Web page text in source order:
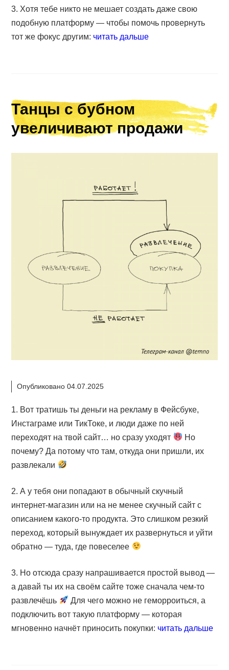
3. Хотя тебе никто не мешает создать даже свою
подобную платформу — чтобы помочь провернуть
тот же фокус другим: читать дальше
Танцы с бубном
увеличивают продажи
Опубликовано 04.07.2025
1. Вот тратишь ты деньги на рекламу в Фейсбуке,
Инстаграме или ТикТоке, и люди даже по ней
переходят на твой сайт… но сразу уходят
Но
почему? Да потому что там, откуда они пришли, их
развлекали
2. А у тебя они попадают в обычный скучный
интернет-магазин или на не менее скучный сайт с
описанием какого-то продукта. Это слишком резкий
переход, который вынуждает их развернуться и уйти
обратно — туда, где повеселее
3. Но отсюда сразу напрашивается простой вывод —
а давай ты их на своём сайте тоже сначала чем-то
развлечёшь
Для чего можно не геморроиться, а
подключить вот такую платформу — которая
мгновенно начнёт приносить покупки: читать дальше